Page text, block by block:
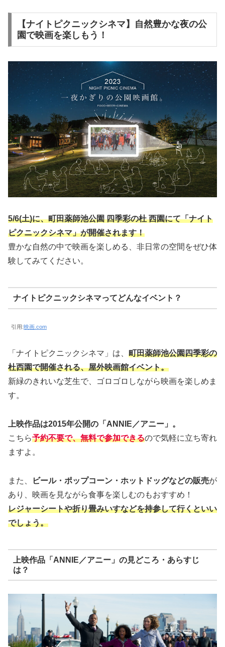
【ナイトピクニックシネマ】自然豊かな夜の公
園で映画を楽しもう！
5/6(土)に、町田薬師池公園 四季彩の杜 西園にて「ナイト
ピクニックシネマ」が開催されます！
豊かな自然の中で映画を楽しめる、非日常の空間をぜひ体
験してみてください。
ナイトピクニックシネマってどんなイベント？
引用:映画.com
「ナイトピクニックシネマ」は、 町田薬師池公園四季彩の
杜西園で開催される、屋外映画館イベント。
新緑のきれいな芝生で、ゴロゴロしながら映画を楽しめま
す。
上映作品は2015年公開の「ANNIE／アニー」。
こちら予約不要で、無料で参加できるので気軽に立ち寄れ
ますよ。
また、 ビール・ポップコーン・ホットドッグなどの販売が
あり、映画を見ながら食事を楽しむのもおすすめ！
レジャーシートや折り畳みいすなどを持参して行くといい
でしょう。
上映作品「ANNIE／アニー」の見どころ・あらすじ
は？